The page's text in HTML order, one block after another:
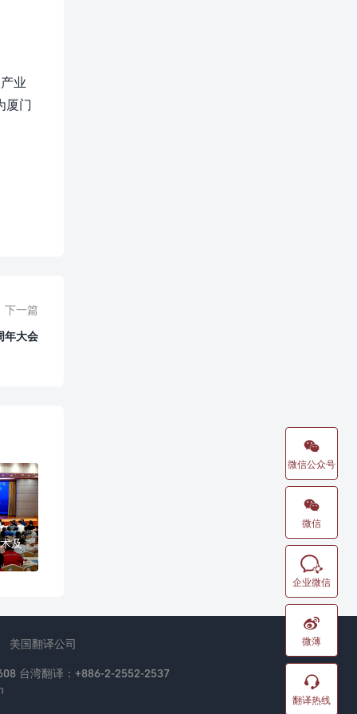
业
厦门
下一篇
年大会
及

微信公众号

微信

企业微信

微薄

翻译热线
美国翻译公司
台湾翻译：+886-2-2552-2537